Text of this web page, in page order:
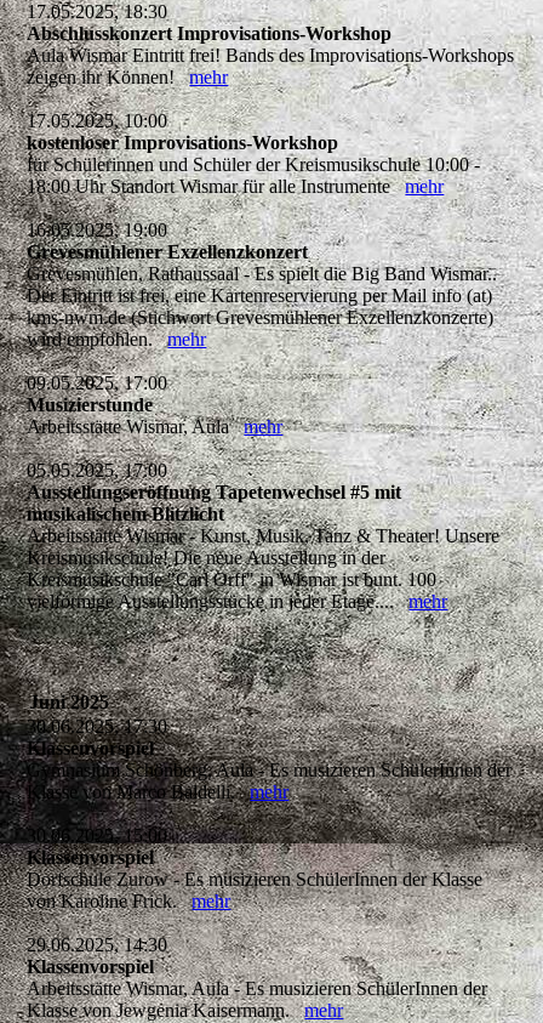
17.05.2025, 18:30
Abschlusskonzert Improvisations-Workshop
Aula Wismar Eintritt frei! Bands des Improvisations-Workshops
zeigen ihr Können!mehr
17.05.2025, 10:00
kostenloser Improvisations-Workshop
für Schülerinnen und Schüler der Kreismusikschule 10:00 -
18:00 Uhr Standort Wismar für alle Instrumentemehr
16.05.2025, 19:00
Grevesmühlener Exzellenzkonzert
Grevesmühlen, Rathaussaal - Es spielt die Big Band Wismar..
Der Eintritt ist frei, eine Kartenreservierung per Mail info (at)
kms-nwm.de (Stichwort Grevesmühlener Exzellenzkonzerte)
wird empfohlen.mehr
09.05.2025, 17:00
Musizierstunde
Arbeitsstätte Wismar, Aulamehr
05.05.2025, 17:00
Ausstellungseröffnung Tapetenwechsel #5 mit
musikalischem Blitzlicht
Arbeitsstätte Wismar - Kunst, Musik, Tanz & Theater! Unsere
Kreismusikschule! Die neue Ausstellung in der
Kreismusikschule "Carl Orff" in Wismar ist bunt. 100
vielförmige Ausstellungsstücke in jeder Etage....mehr
Juni 2025
30.06.2025, 17:30
Klassenvorspiel
Gymnasium Schönberg, Aula - Es musizieren SchülerInnen der
Klasse von Marco Baldelli.mehr
30.06.2025, 15:00
Klassenvorspiel
Dorfschule Zurow - Es musizieren SchülerInnen der Klasse
von Karoline Frick.mehr
29.06.2025, 14:30
Klassenvorspiel
Arbeitsstätte Wismar, Aula - Es musizieren SchülerInnen der
Klasse von Jewgenia Kaisermann.mehr